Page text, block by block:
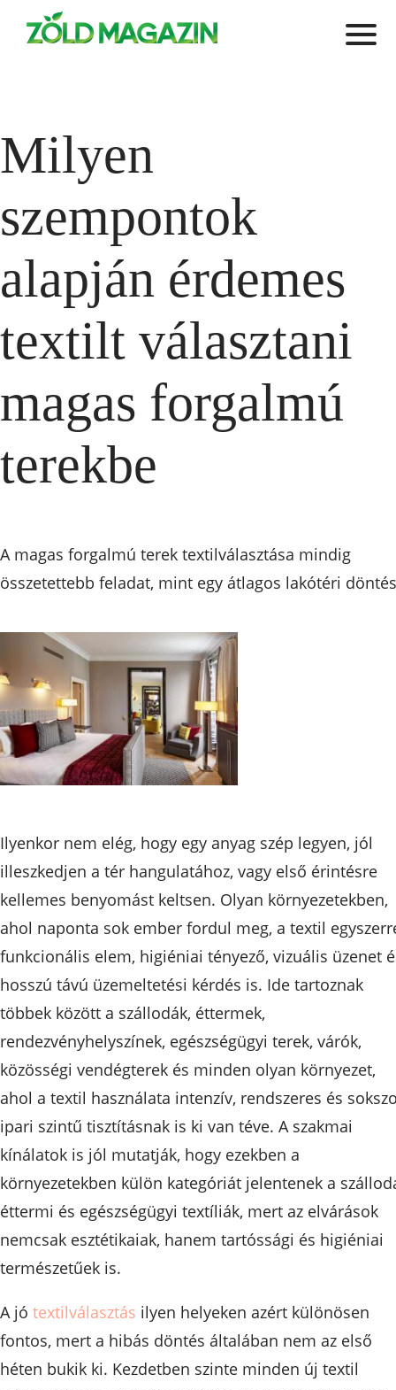
Milyen
szempontok
alapján érdemes
textilt választani
magas forgalmú
terekbe
A magas forgalmú terek textilválasztása mindig
összetettebb feladat, mint egy átlagos lakótéri
Ilyenkor nem elég, hogy egy anyag szép legyen, jól
illeszkedjen a tér hangulatához, vagy első érintésre
kellemes benyomást keltsen. Olyan környezetekben,
ahol naponta sok ember fordul meg, a textil
funkcionális elem, higiéniai tényező, vizuális üzenet
hosszú távú üzemeltetési kérdés is. Ide tartoznak
többek között a szállodák, éttermek,
rendezvényhelyszínek, egészségügyi terek, várók,
közösségi vendégterek és minden olyan környezet,
ahol a textil használata intenzív, rendszeres és
ipari szintű tisztításnak is ki van téve. A szakmai
kínálatok is jól mutatják, hogy ezekben a
környezetekben külön kategóriát jelentenek a
éttermi és egészségügyi textíliák, mert az elvárások
nemcsak esztétikaiak, hanem tartóssági és higiéniai
természetűek is.
A jó textilválasztás ilyen helyeken azért különösen
fontos, mert a hibás döntés általában nem az első
héten bukik ki. Kezdetben szinte minden új textil